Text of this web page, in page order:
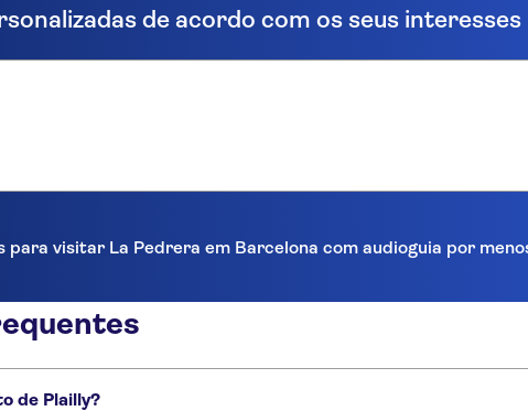
de acordo com os seus interesses
para visitar La Pedrera em Barcelona com audioguia por
de Plailly?